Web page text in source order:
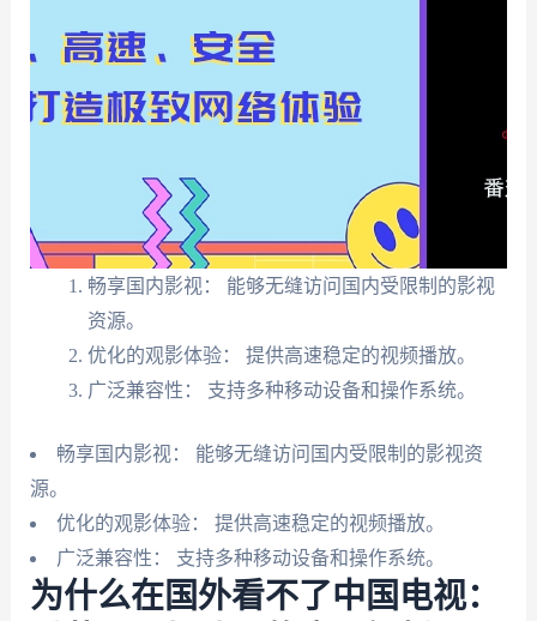
畅享国内影视： 能够无缝访问国内受限制的影视
资源。
优化的观影体验： 提供高速稳定的视频播放。
广泛兼容性： 支持多种移动设备和操作系统。
畅享国内影视： 能够无缝访问国内受限制的影视资
源。
优化的观影体验： 提供高速稳定的视频播放。
广泛兼容性： 支持多种移动设备和操作系统。
为什么在国外看不了中国电视：